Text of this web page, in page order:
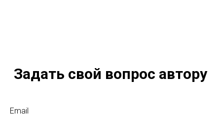
Задать свой вопрос автору
Email